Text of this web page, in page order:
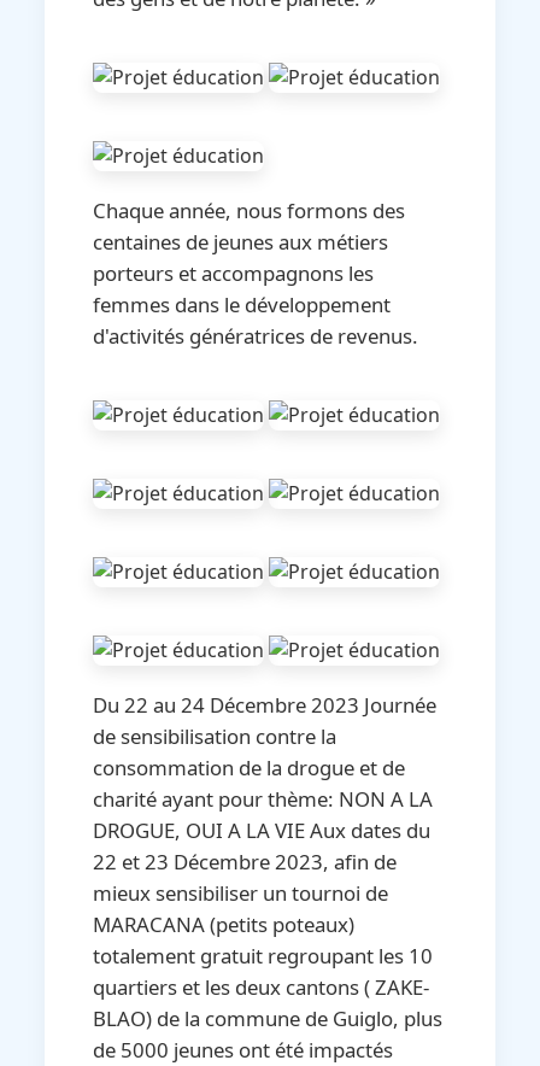
Chaque année, nous formons des
centaines de jeunes aux métiers
porteurs et accompagnons les
femmes dans le développement
d'activités génératrices de revenus.
Du 22 au 24 Décembre 2023 Journée
de sensibilisation contre la
consommation de la drogue et de
charité ayant pour thème: NON A LA
DROGUE, OUI A LA VIE Aux dates du
22 et 23 Décembre 2023, afin de
mieux sensibiliser un tournoi de
MARACANA (petits poteaux)
totalement gratuit regroupant les 10
quartiers et les deux cantons ( ZAKE-
BLAO) de la commune de Guiglo, plus
de 5000 jeunes ont été impactés